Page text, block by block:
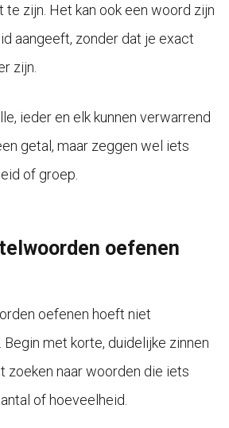
zijn. Het kan ook een woord zijn
aangeeft, zonder dat je exact
zijn.
ieder en elk kunnen verwarrend
getal, maar zeggen wel iets
of groep.
oefenen
oefenen hoeft niet
met korte, duidelijke zinnen
zoeken naar woorden die iets
of hoeveelheid.